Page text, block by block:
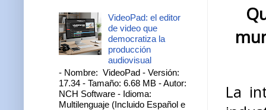
La
VideoPad: el editor
de video que
democratiza la
producción
audiovisual
- Nombre: VideoPad - Versión:
17.34 - Tamaño: 6.68 MB - Autor:
NCH Software - Idioma:
Multilenguaje (Incluido Español e